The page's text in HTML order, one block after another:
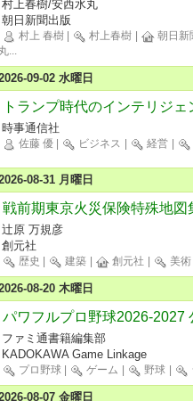
村上春樹/安西水丸
朝日新聞出版
村上 春樹 村上春樹
朝日新
丸...
09-02 水曜日
トランプ時代のインテリジェ
時事通信社
佐藤 優 ビジネス 経営
08-31 月曜日
戦前期東京火災保険特殊地図
辻原 万規彦
創元社
歴史 建築 創元社 美術
08-20 木曜日
パワフルプロ野球2026-2027
ファミ通書籍編集部
KADOKAWA Game Linkage
プロ野球 ゲーム 野球
08-07 金曜日